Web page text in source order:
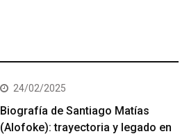
24/02/2025
Biografía de Santiago Matías
(Alofoke): trayectoria y legado en